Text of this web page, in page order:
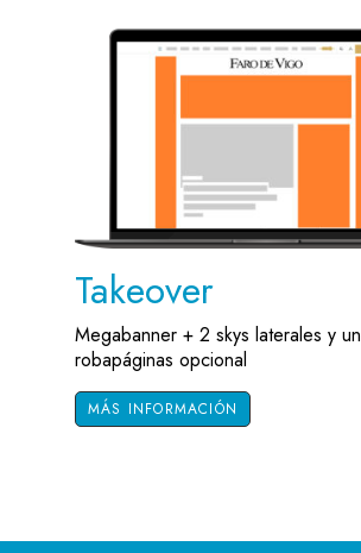
Takeover
Megabanner + 2 skys laterales y un
robapáginas opcional
MÁS INFORMACIÓN